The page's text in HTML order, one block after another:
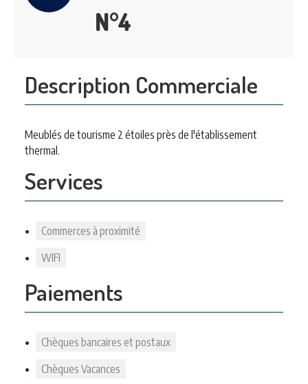
N°4
Description Commerciale
Meublés de tourisme 2 étoiles près de l'établissement
thermal.
Services
Commerces à proximité
WIFI
Paiements
Chèques bancaires et postaux
Chèques Vacances